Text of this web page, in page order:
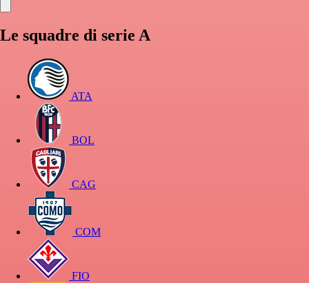
Le squadre di serie A
ATA
BOL
CAG
COM
FIO